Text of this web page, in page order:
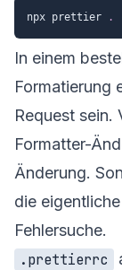
npx prettier .
In einem
Formatierung
Request sein.
Formatter-
Änderung.
die
Fehlersuche.
.prettierrc